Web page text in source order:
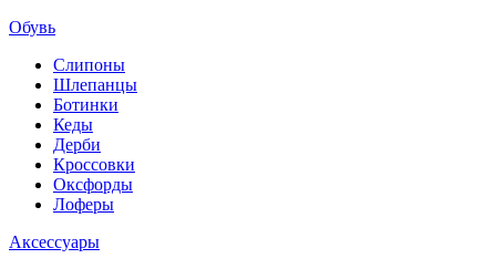
Обувь
Слипоны
Шлепанцы
Ботинки
Кеды
Дерби
Кроссовки
Оксфорды
Лоферы
Аксессуары